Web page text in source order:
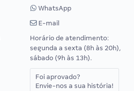
WhatsApp
E-mail
Horário de atendimento:
segunda a sexta (8h às 20h),
sábado (9h às 13h).
Foi aprovado?
Envie-nos a sua história!